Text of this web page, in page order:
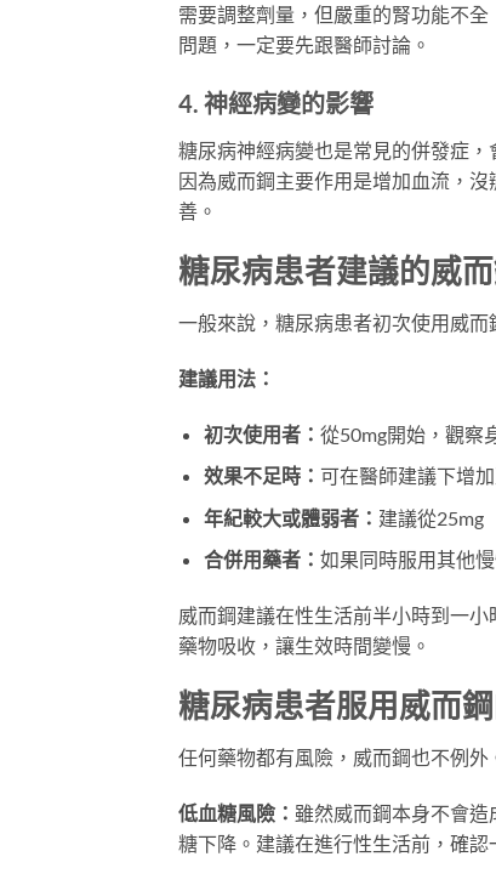
需要調整劑量，但嚴重的腎功能不
問題，一定要先跟醫師討論。
4. 神經病變的影響
糖尿病神經病變也是常見的併發症
因為威而鋼主要作用是增加血流，
善。
糖尿病患者建議的威
一般來說，糖尿病患者初次使用威
建議用法：
初次使用者： 從50mg開始，觀察
效果不足時： 可在醫師建議下增
年紀較大或體弱者： 建議從25mg
合併用藥者： 如果同時服用其他
威而鋼建議在性生活前半小時到一
藥物吸收，讓生效時間變慢。
糖尿病患者服用威而
任何藥物都有風險，威而鋼也不例
低血糖風險： 雖然威而鋼本身不會
糖下降。建議在進行性生活前，確